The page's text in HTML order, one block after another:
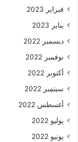
فبراير 2023
يناير 2023
ديسمبر 2022
نوفمبر 2022
أكتوبر 2022
سبتمبر 2022
أغسطس 2022
يوليو 2022
يونيو 2022